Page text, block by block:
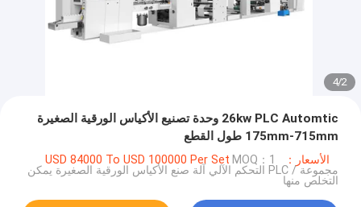
2
/
4
26kw PLC Automtic وحدة تصنيع الأكياس الورقية الصغيرة
175mm-715mm طول القطع
الأسعار：USD 84000 To USD 100000 Per Set MOQ：1
مجموعة / PLC التحكم الآلي آلة صنع الأكياس الورقية الصغيرة يمكن
التخلص منها